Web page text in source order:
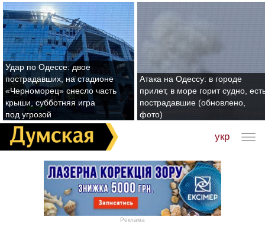
Удар по Одессе: двое
пострадавших, на стадионе
«Черноморец» снесло часть
крыши, субботняя игра
под угрозой
Атака на Одессу: в городе
прилет, в море горит судно,
пострадавшие (обновлено,
фото)
укр
Реклама